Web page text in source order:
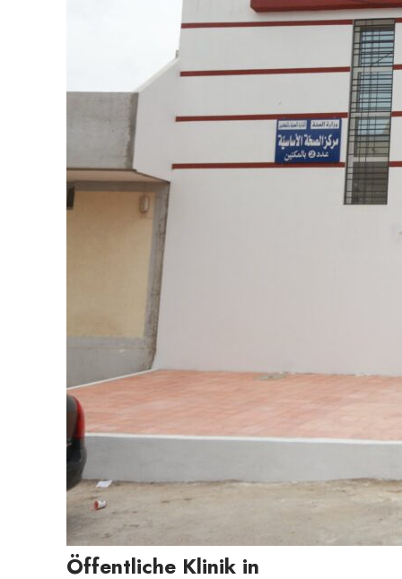
Öffentliche Klinik in